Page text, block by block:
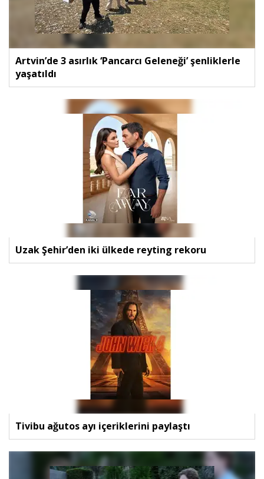
Artvin’de 3 asırlık ‘Pancarcı Geleneği’ şenliklerle
yaşatıldı
Uzak Şehir’den iki ülkede reyting rekoru
Tivibu ağutos ayı içeriklerini paylaştı